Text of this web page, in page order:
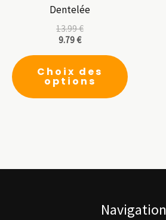
Dentelée
13.99€
9.79€
Choix des
options
produit
choisies
Navigation